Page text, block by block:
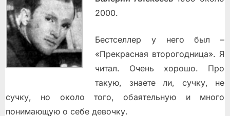
2000.
Бестселлер у него был –
«Прекрасная второгодница». Я
читал. Очень хорошо. Про
такую, знаете ли, сучку, не
сучку, но около того, обаятельную и много
понимающую о себе девочку.